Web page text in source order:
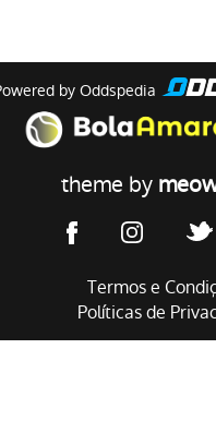
by Oddspedia
theme by
Termos e
Políticas de